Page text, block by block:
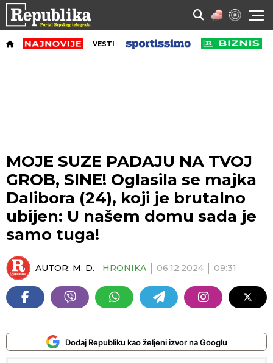
VESTI
MOJE SUZE PADAJU NA TVOJ
GROB, SINE! Oglasila se majka
Dalibora (24), koji je brutalno
ubijen: U našem domu sada je
samo tuga!
AUTOR: M. D. HRONIKA 06.12.2024 09:31
Dodaj Republiku kao željeni izvor na Googlu